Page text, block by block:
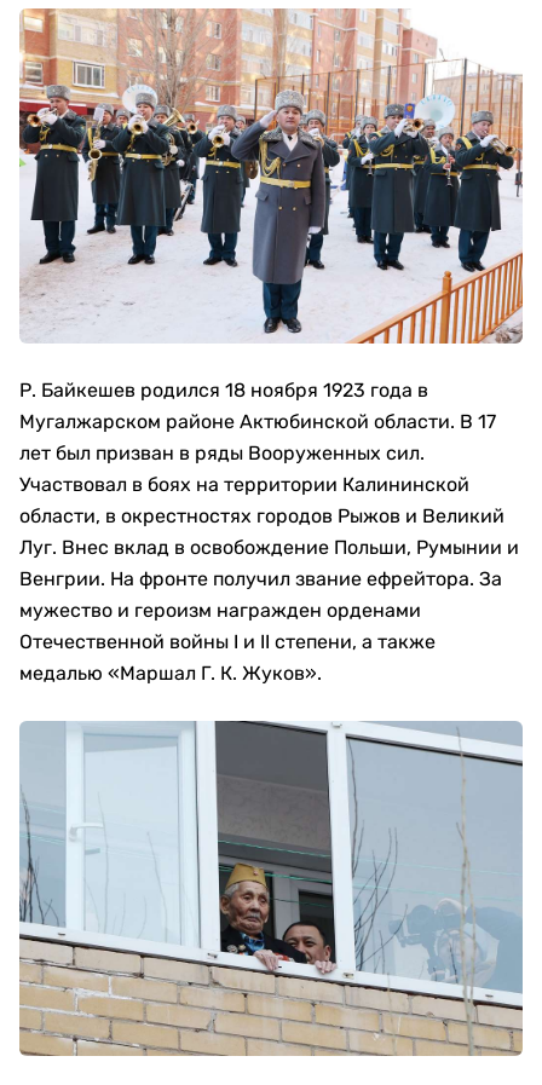
Р. Байкешев родился 18 ноября 1923 года в
Мугалжарском районе Актюбинской области. В 17
лет был призван в ряды Вооруженных сил.
Участвовал в боях на территории Калининской
области, в окрестностях городов Рыжов и Великий
Луг. Внес вклад в освобождение Польши, Румынии и
Венгрии. На фронте получил звание ефрейтора. За
мужество и героизм награжден орденами
Отечественной войны I и II степени, а также
медалью «Маршал Г. К. Жуков».